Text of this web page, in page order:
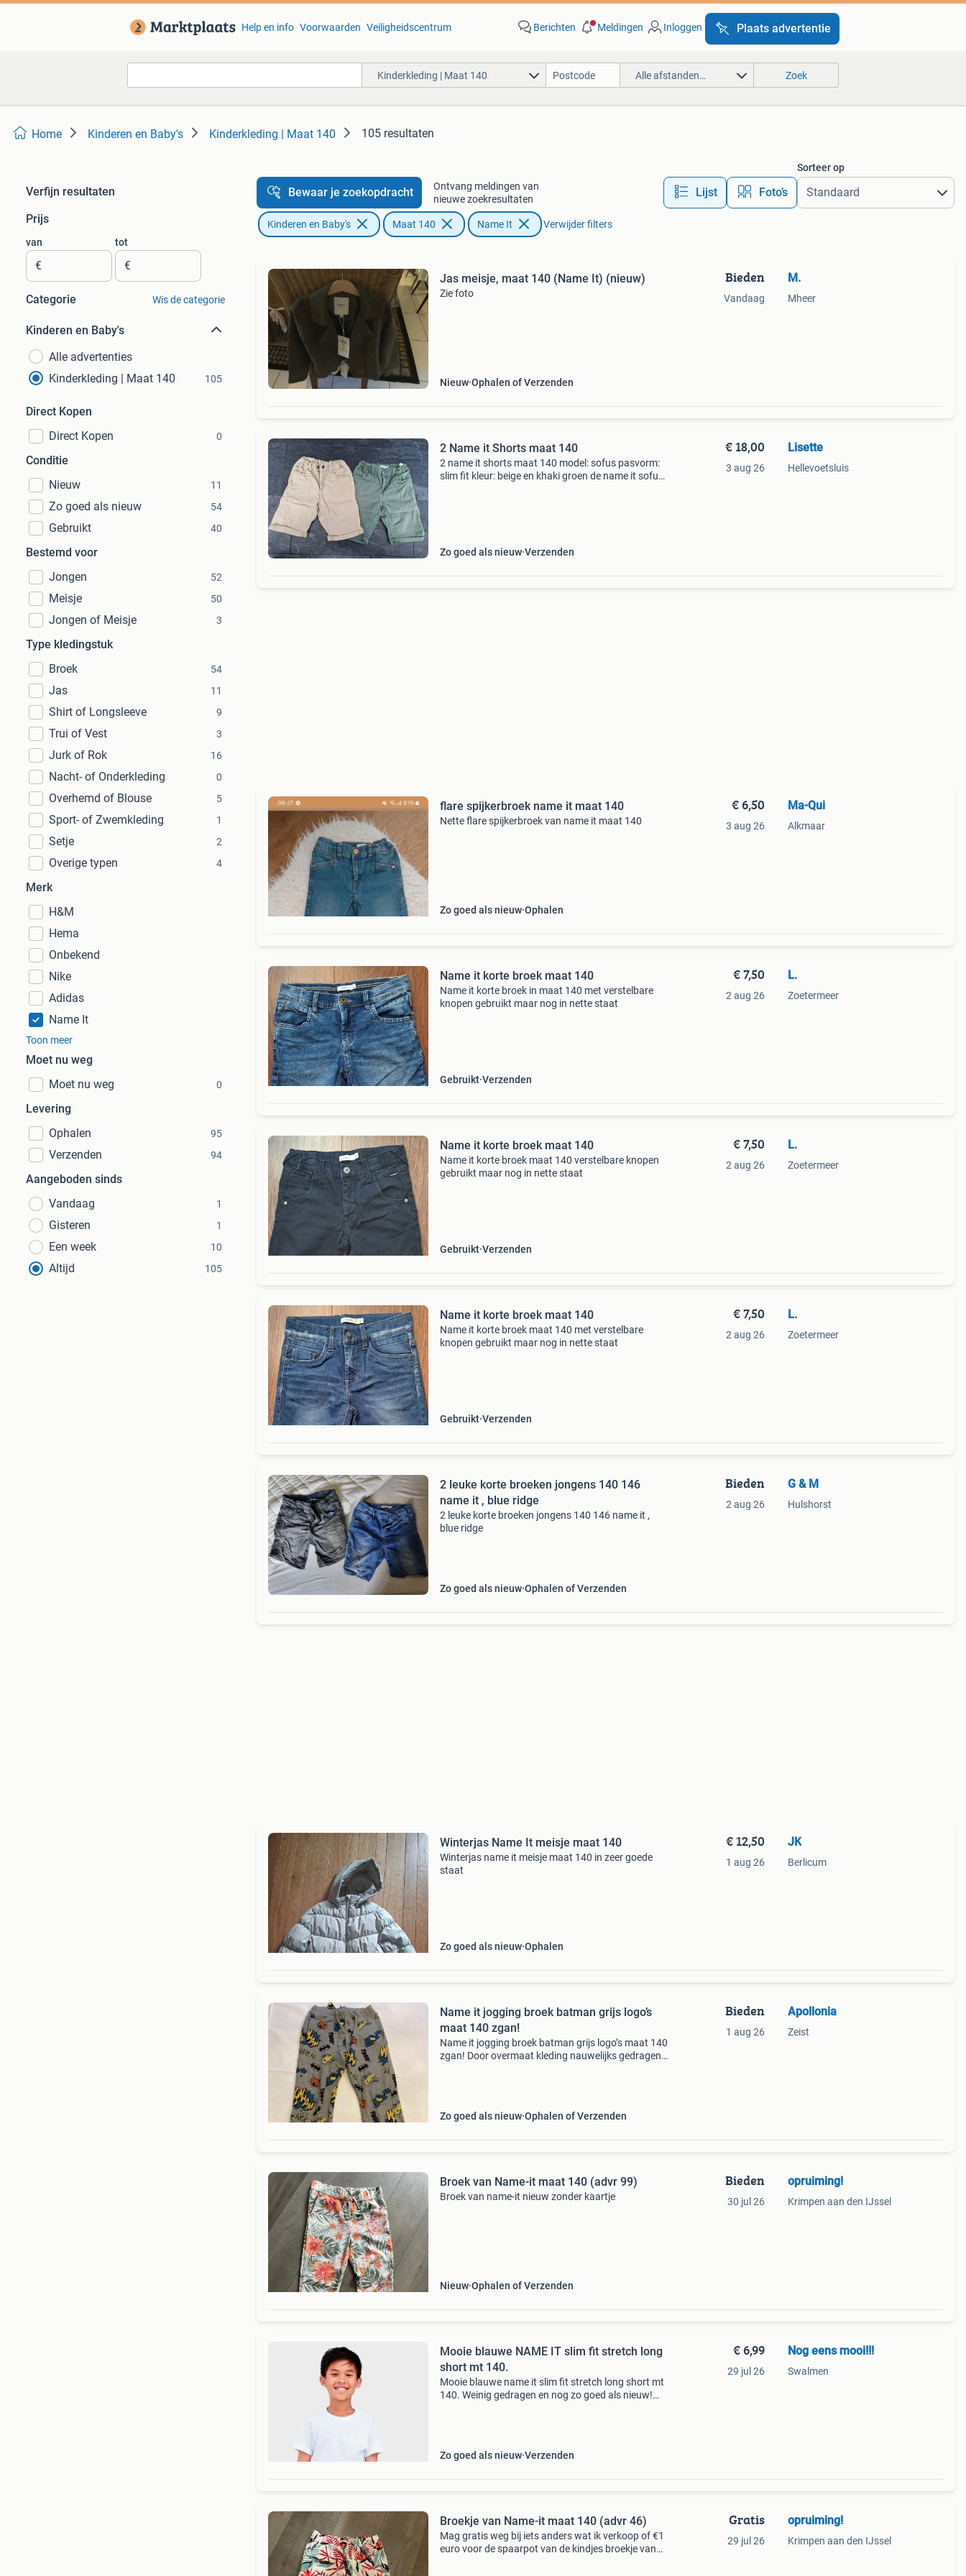
Help en info Voorwaarden Veiligheidscentrum Berichten Meldingen Inloggen Plaats advertentie
Kinderkleding | Maat 140 Alle afstanden… Zoek
Home Kinderen en Baby's Kinderkleding | Maat 140 105 resultaten
Verfijn resultaten
Prijs
van
€
tot
€
Categorie Wis de categorie
Kinderen en Baby's
Alle advertenties
Kinderkleding | Maat 140
105
Direct Kopen
Direct Kopen
0
Conditie
Nieuw
11
Zo goed als nieuw 54
Gebruikt 40
Bestemd voor
Jongen
52
Meisje 50
Jongen of Meisje 3
Type kledingstuk
Broek
54
Jas 11
Shirt of Longsleeve 9
Trui of Vest 3
Jurk of Rok 16
Nacht- of Onderkleding 0
Overhemd of Blouse 5
Sport- of Zwemkleding 1
Setje 2
Overige typen 4
Merk
H&M
Hema
Onbekend
Nike
Adidas
Name It
Toon meer
Moet nu weg
Moet nu weg
0
Levering
Ophalen
95
Verzenden 94
Aangeboden sinds
Vandaag
1
Gisteren 1
Een week 10
Altijd 105
Bewaar je zoekopdracht
Ontvang meldingen van
nieuwe zoekresultaten
Lijst Foto’s
Sorteer op
Kinderen en Baby's Maat 140 Name It Verwijder filters
Jas meisje, maat 140 (Name It) (nieuw)
Zie foto
Nieuw Ophalen of Verzenden
Bieden
Vandaag
M.
Mheer
2 Name it Shorts maat 140
2 name it shorts maat 140 model: sofus pasvorm:
slim fit kleur: beige en khaki groen de name it sofus
Zo goed als nieuw Verzenden
€ 18,00
3 aug 26
Lisette
Hellevoetsluis
flare spijkerbroek name it maat 140
Nette flare spijkerbroek van name it maat 140
Zo goed als nieuw Ophalen
€ 6,50
3 aug 26
Ma-Qui
Alkmaar
Name it korte broek maat 140
Name it korte broek in maat 140 met verstelbare
knopen gebruikt maar nog in nette staat
Gebruikt Verzenden
€ 7,50
2 aug 26
L.
Zoetermeer
Name it korte broek maat 140
Name it korte broek maat 140 verstelbare knopen
gebruikt maar nog in nette staat
Gebruikt Verzenden
€ 7,50
2 aug 26
L.
Zoetermeer
Name it korte broek maat 140
Name it korte broek maat 140 met verstelbare
knopen gebruikt maar nog in nette staat
Gebruikt Verzenden
€ 7,50
2 aug 26
L.
Zoetermeer
2 leuke korte broeken jongens 140 146
name it , blue ridge
2 leuke korte broeken jongens 140 146 name it ,
blue ridge
Zo goed als nieuw Ophalen of Verzenden
Bieden
2 aug 26
G & M
Hulshorst
Winterjas Name It meisje maat 140
Winterjas name it meisje maat 140 in zeer goede
staat
Zo goed als nieuw Ophalen
€ 12,50
1 aug 26
JK
Berlicum
Name it jogging broek batman grijs logo’s
maat 140 zgan!
Name it jogging broek batman grijs logo’s maat 140
zgan! Door overmaat kleding nauwelijks gedragen.
Zo goed als nieuw Ophalen of Verzenden
Bieden
1 aug 26
Apollonia
Zeist
Broek van Name-it maat 140 (advr 99)
Broek van name-it nieuw zonder kaartje
Nieuw Ophalen of Verzenden
Bieden
30 jul 26
opruiming!
Krimpen aan den IJssel
Mooie blauwe NAME IT slim fit stretch long
short mt 140.
Mooie blauwe name it slim fit stretch long short mt
140. Weinig gedragen en nog zo goed als nieuw!
Zo goed als nieuw Verzenden
€ 6,99
29 jul 26
Nog eens mooi!!!
Swalmen
Broekje van Name-it maat 140 (advr 46)
Mag gratis weg bij iets anders wat ik verkoop of €1
euro voor de spaarpot van de kindjes broekje van
Gratis
29 jul 26
opruiming!
Krimpen aan den IJssel